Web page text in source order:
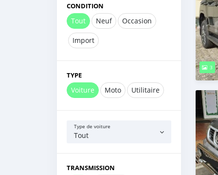
CONDITION
Tout Neuf Occasion
Import
TYPE
Voiture Moto Utilitaire
Type de voiture
Tout
TRANSMISSION
3